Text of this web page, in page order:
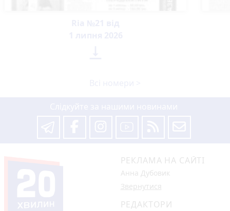
РЕКЛАМА НА САЙТІ
Анна Дубовик
Звернутися
РЕДАКТОРИ